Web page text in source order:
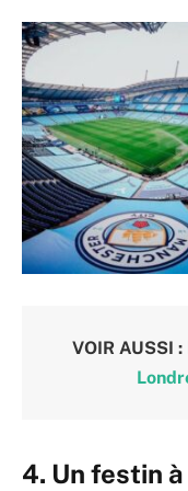
VOIR AUSSI :
4. Un festin